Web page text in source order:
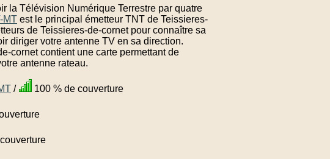
la Télévision Numérique Terrestre par quatre
MT est le principal émetteur TNT de Teissieres-
de Teissieres-de-cornet pour connaître sa
diriger votre antenne TV en sa direction.
cornet contient une carte permettant de
antenne rateau.
/ 100 % de couverture